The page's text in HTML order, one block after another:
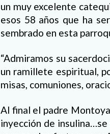
un muy excelente
esos 58 años que ha
sembrado en esta
“Admiramos su
un ramillete espiritual,
misas, comuniones,
Al final el padre
inyección de